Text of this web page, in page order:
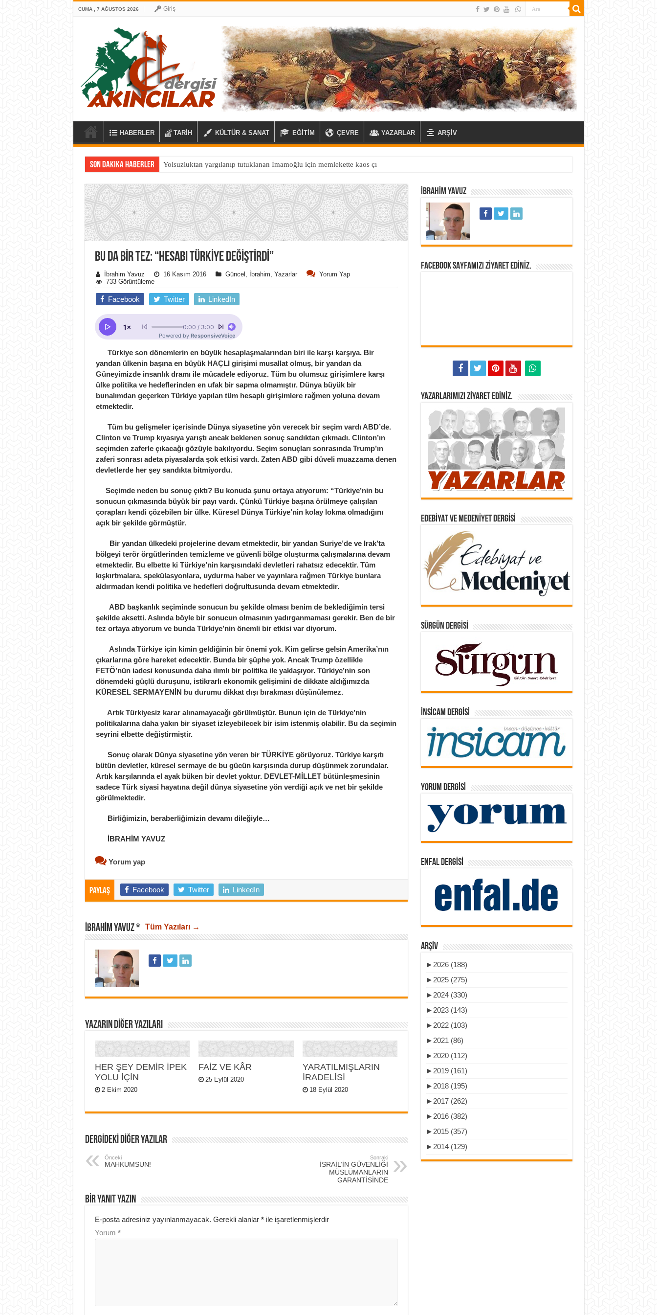
CUMA , 7 AĞUSTOS 2026 Giriş
HABERLER TARİH KÜLTÜR & SANAT EĞİTİM ÇEVRE YAZARLAR ARŞİV
Son Dakika Haberler
BU DA BİR TEZ: “HESABI TÜRKİYE DEĞİŞTİRDİ”
İbrahim Yavuz 16 Kasım 2016 Güncel , İbrahim, Yazarlar
Yorum Yap
733 Görüntüleme
Facebook Twitter LinkedIn
Türkiye son dönemlerin en büyük hesaplaşmalarından biri ile karşı karşıya. Bir
yandan ülkenin başına en büyük HAÇLI girişimi musallat olmuş, bir yandan da
Güneyimizde insanlık dramı ile mücadele ediyoruz. Tüm bu olumsuz girişimlere karşı
ülke politika ve hedeflerinden en ufak bir sapma olmamıştır. Dünya büyük bir
bunalımdan geçerken Türkiye yapılan tüm hesaplı girişimlere rağmen yoluna devam
etmektedir.
Tüm bu gelişmeler içerisinde Dünya siyasetine yön verecek bir seçim vardı ABD’de.
Clinton ve Trump kıyasıya yarıştı ancak beklenen sonuç sandıktan çıkmadı. Clinton’ın
seçimden zaferle çıkacağı gözüyle bakılıyordu. Seçim sonuçları sonrasında Trump’ın
zaferi sonrası adeta piyasalarda şok etkisi vardı. Zaten ABD gibi düveli muazzama denen
devletlerde her şey sandıkta bitmiyordu.
Seçimde neden bu sonuç çıktı? Bu konuda şunu ortaya atıyorum: “Türkiye’nin bu
sonucun çıkmasında büyük bir payı vardı. Çünkü Türkiye başına örülmeye çalışılan
çorapları kendi çözebilen bir ülke. Küresel Dünya Türkiye’nin kolay lokma olmadığını
açık bir şekilde görmüştür.
Bir yandan ülkedeki projelerine devam etmektedir, bir yandan Suriye’de ve Irak’ta
bölgeyi terör örgütlerinden temizleme ve güvenli bölge oluşturma çalışmalarına devam
etmektedir. Bu elbette ki Türkiye’nin karşısındaki devletleri rahatsız edecektir. Tüm
kışkırtmalara, spekülasyonlara, uydurma haber ve yayınlara rağmen Türkiye bunlara
aldırmadan kendi politika ve hedefleri doğrultusunda devam etmektedir.
ABD başkanlık seçiminde sonucun bu şekilde olması benim de beklediğimin tersi
şekilde aksetti. Aslında böyle bir sonucun olmasının yadırganmaması gerekir. Ben de bir
tez ortaya atıyorum ve bunda Türkiye’nin önemli bir etkisi var diyorum.
Aslında Türkiye için kimin geldiğinin bir önemi yok. Kim gelirse gelsin Amerika’nın
çıkarlarına göre hareket edecektir. Bunda bir şüphe yok. Ancak Trump özellikle
FETÖ’nün iadesi konusunda daha ılımlı bir politika ile yaklaşıyor. Türkiye’nin son
dönemdeki güçlü duruşunu, istikrarlı ekonomik gelişimini de dikkate aldığımızda
KÜRESEL SERMAYENİN bu durumu dikkat dışı bırakması düşünülemez.
Artık Türkiyesiz karar alınamayacağı görülmüştür. Bunun için de Türkiye’nin
politikalarına daha yakın bir siyaset izleyebilecek bir isim istenmiş olabilir. Bu da seçimin
seyrini elbette değiştirmiştir.
Sonuç olarak Dünya siyasetine yön veren bir TÜRKİYE görüyoruz. Türkiye karşıtı
bütün devletler, küresel sermaye de bu gücün karşısında durup düşünmek zorundalar.
Artık karşılarında el ayak büken bir devlet yoktur. DEVLET-MİLLET bütünleşmesinin
sadece Türk siyasi hayatına değil dünya siyasetine yön verdiği açık ve net bir şekilde
görülmektedir.
Birliğimizin, beraberliğimizin devamı dileğiyle…
İBRAHİM YAVUZ
Yorum yap
Paylaş Facebook Twitter LinkedIn
İBRAHIM YAVUZ * Tüm Yazıları →
YAZARIN DIĞER YAZILARI
HER ŞEY DEMİR İPEK
YOLU İÇİN
2 Ekim 2020
FAİZ VE KÂR
25 Eylül 2020
YARATILMIŞLARIN
İRADELİSİ
18 Eylül 2020
DERGİDEKİ DİĞER YAZILAR
Önceki
MAHKUMSUN!
Sonraki
İSRAİL’İN GÜVENLİĞİ
MÜSLÜMANLARIN
GARANTİSİNDE
BIR YANIT YAZIN
E-posta adresiniz yayınlanmayacak. Gerekli alanlar *ile işaretlenmişlerdir
Yorum *
İBRAHIM YAVUZ
FACEBOOK SAYFAMIZI ZIYARET EDINIZ.
YAZARLARIMIZI ZIYARET EDINIZ.
EDEBIYAT VE MEDENIYET DERGISI
SÜRGÜN DERGISI
İNSICAM DERGISI
YORUM DERGISI
ENFAL DERGISI
ARŞIV
► 2026 (188)
► 2025 (275)
► 2024 (330)
► 2023 (143)
► 2022 (103)
► 2021 (86)
► 2020 (112)
► 2019 (161)
► 2018 (195)
► 2017 (262)
► 2016 (382)
► 2015 (357)
► 2014 (129)